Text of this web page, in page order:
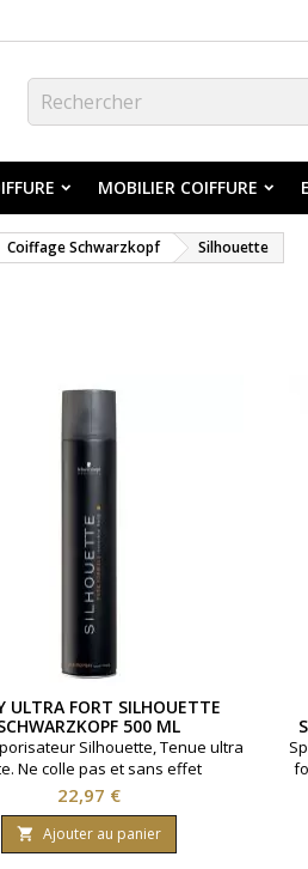
MOBILIER COIFFURE
Coiffage Schwarzkopf Silhouette
ULTRA FORT SILHOUETTE
500 ML
Silhouette, Tenue ultra
Ne colle pas et sans effet
Marque Schwarzkopf.
Contenance : 500ml
Prix
22,97 €
 Ajouter au panier